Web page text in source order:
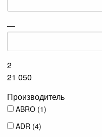
—
2
21 050
Производитель
ABRO (1)
ADR (4)